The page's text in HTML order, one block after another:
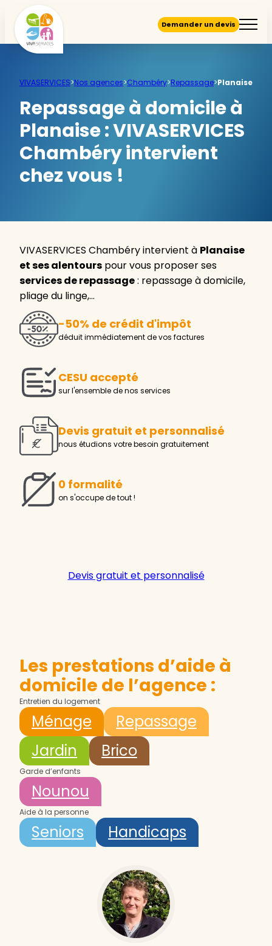
Demander un devis
VIVASERVICES>Nos agences>Chambéry>Repassage>Planaise
Repassage à domicile à
Planaise :VIVASERVICES
Chambéry intervient
chez vous !
VIVASERVICES Chambéry intervient à Planaise
et ses alentours pour vous proposer ses
services de repassage: repassage à domicile,
pliage du linge,…
-50% de crédit d'impôt
déduit immédiatement de vos factures
CESU accepté
sur l'ensemble de nos services
Devis gratuit et personnalisé
nous étudions votre besoin gratuitement
0 formalité
on s'occupe de tout !
Devis gratuit et personnalisé
Les prestations d’aide à
domicile de l’agence :
Entretien du logement
Ménage
Repassage
Jardin
Brico
Garde d’enfants
Nounou
Aide à la personne
Seniors Handicaps